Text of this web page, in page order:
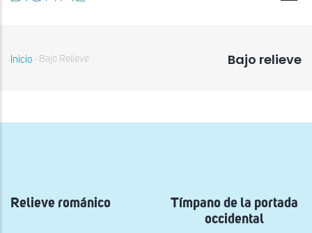
Bajo relieve
Sobrescribir
navegación
Inicio - Bajo Relieve
Relieve románico
Tímpano de la portada
occidental